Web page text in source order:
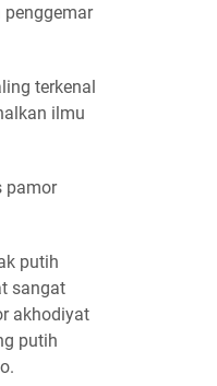
terkenal
ilmu
pamor
putih
sangat
akhodiyat
putih